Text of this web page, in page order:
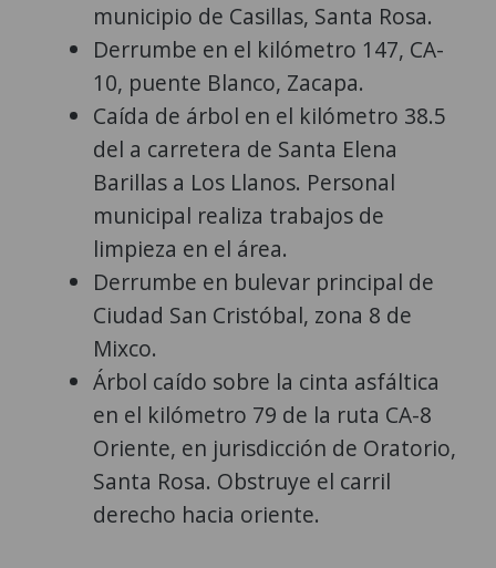
municipio de Casillas, Santa Rosa.
Derrumbe en el kilómetro 147, CA-
10, puente Blanco, Zacapa.
Caída de árbol en el kilómetro 38.5
del a carretera de Santa Elena
Barillas a Los Llanos. Personal
municipal realiza trabajos de
limpieza en el área.
Derrumbe en bulevar principal de
Ciudad San Cristóbal, zona 8 de
Mixco.
Árbol caído sobre la cinta asfáltica
en el kilómetro 79 de la ruta CA-8
Oriente, en jurisdicción de Oratorio,
Santa Rosa. Obstruye el carril
derecho hacia oriente.